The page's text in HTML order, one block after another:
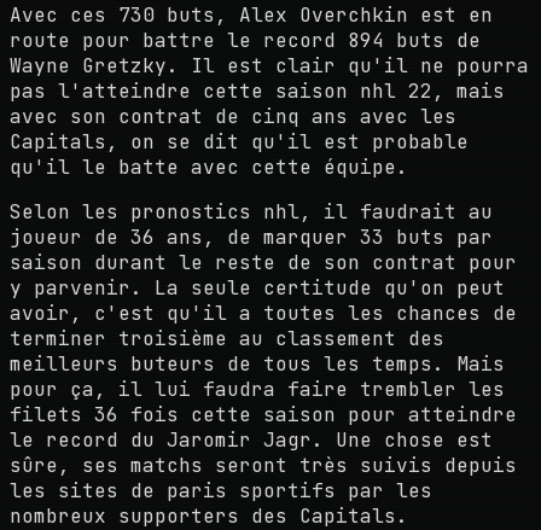
Avec ces 730 buts, Alex Overchkin est en
route pour battre le record 894 buts de
Wayne Gretzky. Il est clair qu'il ne pourra
pas l'atteindre cette saison nhl 22, mais
avec son contrat de cinq ans avec les
Capitals, on se dit qu'il est probable
qu'il le batte avec cette équipe.
Selon les pronostics nhl, il faudrait au
joueur de 36 ans, de marquer 33 buts par
saison durant le reste de son contrat pour
y parvenir. La seule certitude qu'on peut
avoir, c'est qu'il a toutes les chances de
terminer troisième au classement des
meilleurs buteurs de tous les temps. Mais
pour ça, il lui faudra faire trembler les
filets 36 fois cette saison pour atteindre
le record du Jaromir Jagr. Une chose est
sûre, ses matchs seront très suivis depuis
les sites de paris sportifs par les
nombreux supporters des Capitals.